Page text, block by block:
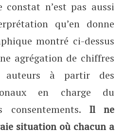
constat n’est pas aussi
qu’en donne
montré ci-dessus
agrégation de chiffres
auteurs à partir des
en charge du
consentements. Il ne
situation où chacun a